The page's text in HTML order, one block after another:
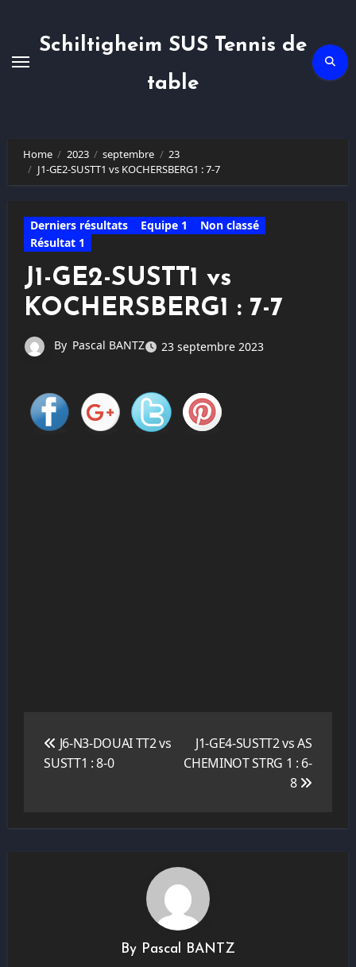
Schiltigheim SUS Tennis de
table
Home 2023 septembre
23
J1-GE2-SUSTT1 vs KOCHERSBERG1 : 7-7
Derniers résultats Equipe 1
Non classé
Résultat 1
J1-GE2-SUSTT1 vs
KOCHERSBERG1 : 7-7
By Pascal BANTZ 23 septembre 2023
l’article
J6-N3-DOUAI TT2 vs
SUSTT1 : 8-0
J1-GE4-SUSTT2 vs AS
CHEMINOT STRG 1 : 6-
8
By Pascal BANTZ